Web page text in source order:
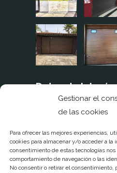
Gestionar el
de las cookies
Para ofrecer las mejores experiencias,
cookies para almacenar y/o acceder a la
consentimiento de estas tecnologías
comportamiento de navegación o las
No consentir o retirar el
Datos de Interés
Aviso legal
Política de cookies
Política de privacidad